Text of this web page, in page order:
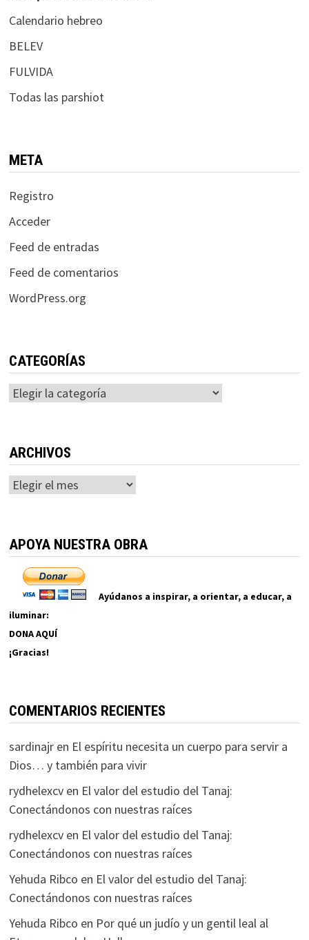
Calendario hebreo
BELEV
FULVIDA
Todas las parshiot
META
Registro
Acceder
Feed de entradas
Feed de comentarios
WordPress.org
CATEGORÍAS
Categorías
ARCHIVOS
Archivos
APOYA NUESTRA OBRA
Ayúdanos a inspirar, a orientar, a educar, a
iluminar:
DONA AQUÍ
¡Gracias!
COMENTARIOS RECIENTES
sardinajren El espíritu necesita un cuerpo para servir a
Dios… y también para vivir
rydhelexcven El valor del estudio del Tanaj:
Conectándonos con nuestras raíces
rydhelexcven El valor del estudio del Tanaj:
Conectándonos con nuestras raíces
Yehuda Ribco en El valor del estudio del Tanaj:
Conectándonos con nuestras raíces
Yehuda Ribco en Por qué un judío y un gentil leal al